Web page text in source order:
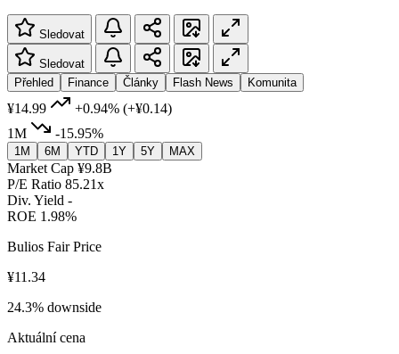
Sledovat
Sledovat
Přehled
Finance Články Flash News Komunita
¥14.99 +0.94% (+¥0.14)
1M
-15.95%
1M 6M YTD 1Y 5Y MAX
Market Cap ¥9.8B
P/E Ratio 85.21x
Div. Yield -
ROE 1.98%
Bulios Fair Price
¥11.34
24.3% downside
Aktuální cena